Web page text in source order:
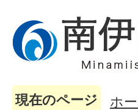
現在のページ ホ